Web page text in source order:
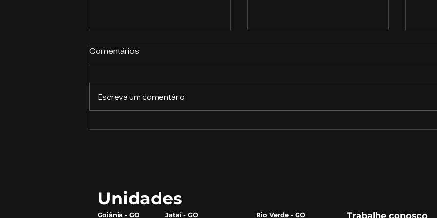
Comentários
Escreva um comentário
Unidades
Goiânia - GO Jataí - GO Trabalhe conosco
Rio Verde - GO